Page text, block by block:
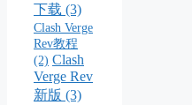
下载 (3)
Clash Verge
Rev教程
(2) Clash
Verge Rev
新版 (3)